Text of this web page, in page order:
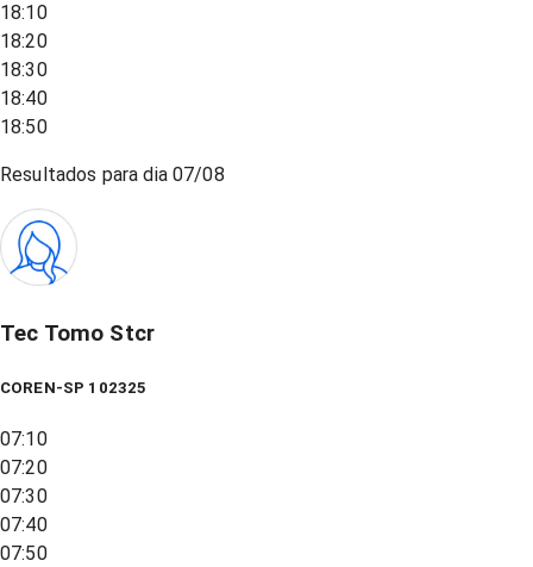
18:10
18:20
18:30
18:40
18:50
Resultados para dia07/08
Tec Tomo Stcr
COREN-SP 102325
07:10
07:20
07:30
07:40
07:50